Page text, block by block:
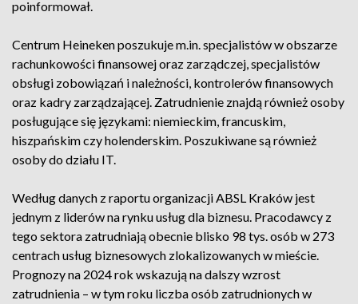
poinformował.
Centrum Heineken poszukuje m.in. specjalistów w obszarze
rachunkowości finansowej oraz zarządczej, specjalistów
obsługi zobowiązań i należności, kontrolerów finansowych
oraz kadry zarządzającej. Zatrudnienie znajdą również osoby
posługujące się językami: niemieckim, francuskim,
hiszpańskim czy holenderskim. Poszukiwane są również
osoby do działu IT.
Według danych z raportu organizacji ABSL Kraków jest
jednym z liderów na rynku usług dla biznesu. Pracodawcy z
tego sektora zatrudniają obecnie blisko 98 tys. osób w 273
centrach usług biznesowych zlokalizowanych w mieście.
Prognozy na 2024 rok wskazują na dalszy wzrost
zatrudnienia – w tym roku liczba osób zatrudnionych w